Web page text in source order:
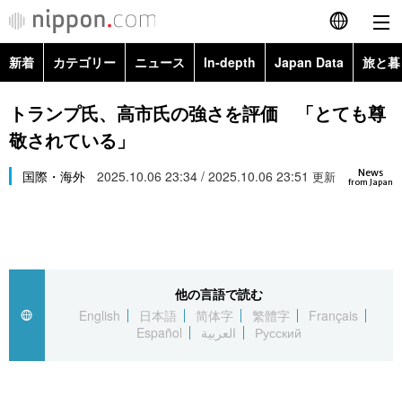
English
简体字
Русский
カテゴリー
経済・ビジネス
国際
トップ
アーカイブ
In-depth
Japan Data
新着 カテゴリー ニュース In-depth Japan Data 旅と
政治・外交
経済・ビジネス
Topics
トランプ氏、高市氏の強さを評価 「とても尊
敬されている」
News
from Japan
国際・海外 2025.10.06 23:34 / 2025.10.06 23:51 更新
他の言語で読む
English
日本語 简体字 繁體字
Français
Español
العربية Русский